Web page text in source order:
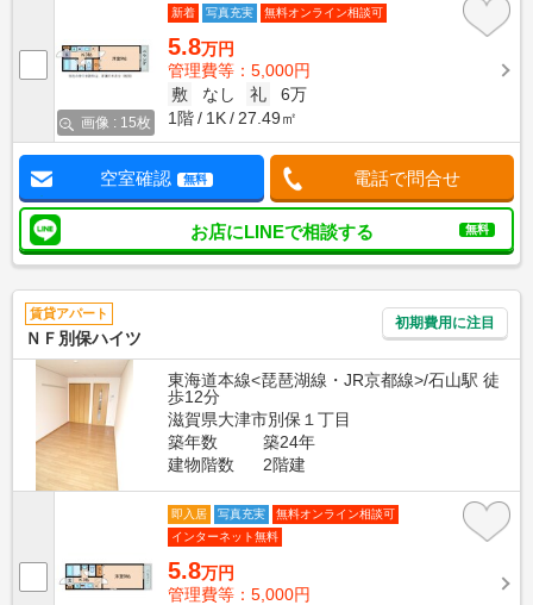
画像 : 15枚
新着 写真充実 無料オンライン相談可
5.8万円
管理費等：5,000円
敷
なし 礼
6万
1階
1K 27.49㎡
空室確認 無料 電話で問合せ
お店にLINEで相談する 無料
賃貸アパート
ＮＦ別保ハイツ
初期費用に注目
東海道本線<琵琶湖線・JR京都線>/石山駅 徒
歩12分
滋賀県大津市別保１丁目
築年数
築24年
建物階数
2階建
即入居 写真充実
無料オンライン相談可
インターネット無料
5.8万円
管理費等：5,000円